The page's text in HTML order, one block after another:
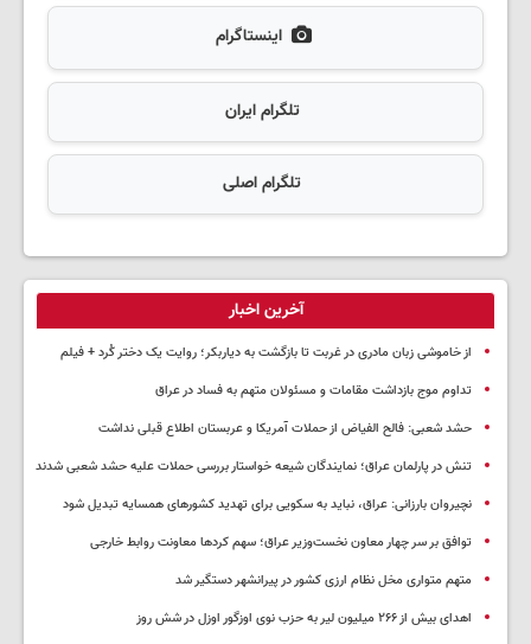
اینستاگرام
تلگرام ایران
تلگرام اصلی
آخرین اخبار
از خاموشی زبان مادری در غربت تا بازگشت به دیاربکر؛ روایت یک دختر کُرد + فیلم
تداوم موج بازداشت مقامات و مسئولان متهم به فساد در عراق
حشد شعبی: فالح الفیاض از حملات آمریکا و عربستان اطلاع قبلی نداشت
تنش در پارلمان عراق؛ نمایندگان شیعه خواستار بررسی حملات علیه حشد شعبی شدند
نچیروان بارزانی: عراق، نباید به سکویی برای تهدید کشورهای همسایه تبدیل شود
توافق بر سر چهار معاون نخست‌وزیر عراق؛ سهم کردها معاونت روابط خارجی
متهم متواری مخل نظام ارزی کشور در پیرانشهر دستگیر شد
اهدای بیش از ۲۶۶ میلیون لیر به حزب نوی اوزگور اوزل در شش روز